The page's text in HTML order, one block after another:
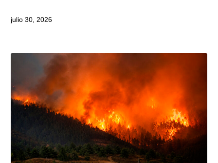
julio 30, 2026